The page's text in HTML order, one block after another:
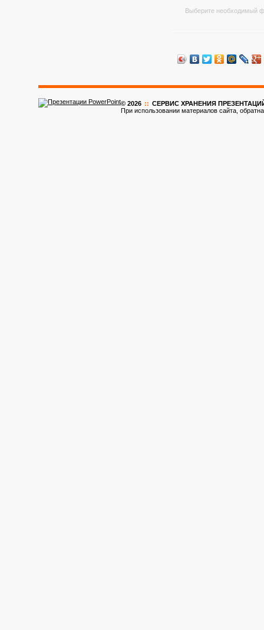
Выберите необходимый
© 2026 :: CЕРВИС ХРАНЕНИЯ ПРЕЗЕНТАЦИЙ
При использовании материалов сайта,